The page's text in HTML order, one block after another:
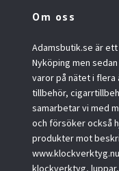
Om oss
Adamsbutik.se är
Nyköping men
varor på nätet i flera
tillbehör,
samarbetar vi med
och försöker också
produkter mot
klockverktyg,